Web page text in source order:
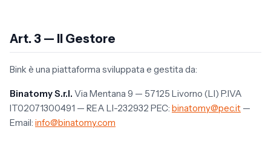
Art. 3 — Il Gestore
Bink è una piattaforma sviluppata e gestita da:
Binatomy S.r.l. Via Mentana 9 — 57125 Livorno (LI) P.IVA
IT02071300491 — REA LI-232932 PEC: binatomy@pec.it —
Email: info@binatomy.com